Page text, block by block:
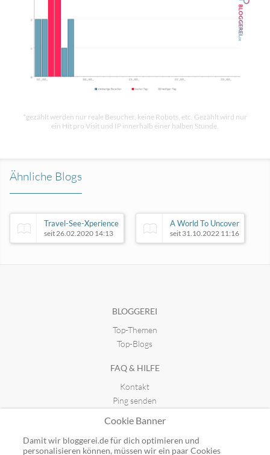
*gezählt werden nur reale Besucher, keine Robots, etc. Gezählt wird nur
ein Hit pro Visit und IP innerhalb einer halben Stunde.
Ähnliche Blogs
Travel-See-Xperience
seit 26.02.2020 14:13
A World To Uncover
seit 31.10.2022 11:16
BLOGGEREI
Top-Themen
Top-Blogs
FAQ & HILFE
Kontakt
Ping senden
GUTSCHEINE
Cookie Banner
Damit wir bloggerei.de für dich optimieren und
personalisieren können, müssen wir ein paar Cookies